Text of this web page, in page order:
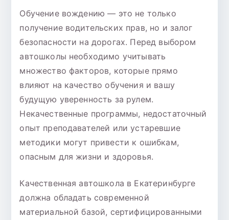
Обучение вождению — это не только
получение водительских прав, но и залог
безопасности на дорогах. Перед выбором
автошколы необходимо учитывать
множество факторов, которые прямо
влияют на качество обучения и вашу
будущую уверенность за рулем.
Некачественные программы, недостаточный
опыт преподавателей или устаревшие
методики могут привести к ошибкам,
опасным для жизни и здоровья.
Качественная автошкола в Екатеринбурге
должна обладать современной
материальной базой, сертифицированными